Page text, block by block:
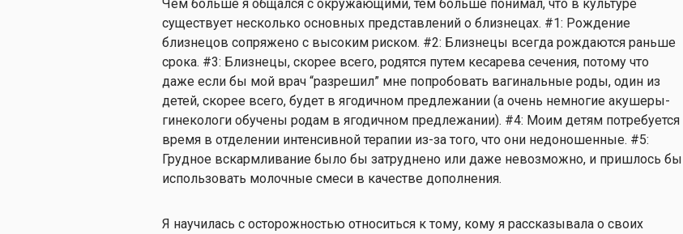
Чем больше я общался с окружающими, тем больше понимал, что в культуре
существует несколько основных представлений о близнецах. #1: Рождение
близнецов сопряжено с высоким риском. #2: Близнецы всегда рождаются раньше
срока. #3: Близнецы, скорее всего, родятся путем кесарева сечения, потому что
даже если бы мой врач “разрешил” мне попробовать вагинальные роды, один из
детей, скорее всего, будет в ягодичном предлежании (а очень немногие акушеры-
гинекологи обучены родам в ягодичном предлежании). #4: Моим детям потребуется
время в отделении интенсивной терапии из-за того, что они недоношенные. #5:
Грудное вскармливание было бы затруднено или даже невозможно, и пришлось бы
использовать молочные смеси в качестве дополнения.
Я научилась с осторожностью относиться к тому, кому я рассказывала о своих